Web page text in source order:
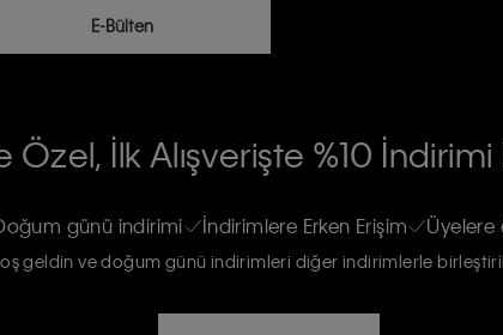
E-Bülten
ve güncel ürün,
Özel, İlk Alışverişte %10
günü indirimi İndirimlere Erken Erişim Üyelere
geldin ve doğum günü indirimleri diğer indirimlerle